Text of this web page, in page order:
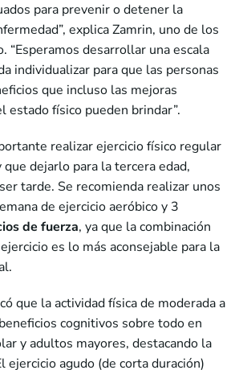
para prevenir o detener la
explica Zamrin, uno de los
“Esperamos desarrollar una escala
individualizar para que las personas
que incluso las mejoras
estado físico pueden brindar”.
realizar ejercicio físico regular
dejarlo para la tercera edad,
tarde. Se recomienda realizar unos
de ejercicio aeróbico y 3
de fuerza, ya que la combinación
es lo más aconsejable para la
que la actividad física de moderada a
cognitivos sobre todo en
y adultos mayores, destacando la
ejercicio agudo (de corta duración)